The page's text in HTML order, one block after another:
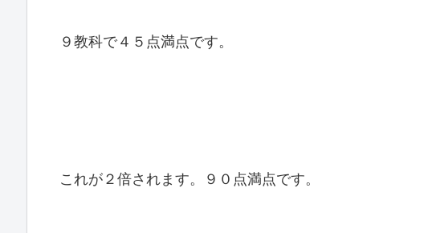
９教科で４５点満点です。
これが２倍されます。９０点満点です。